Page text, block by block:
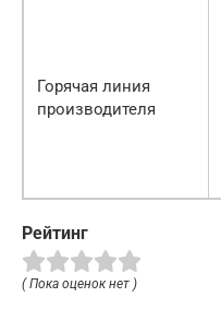
Горячая линия
производителя
Рейтинг
( Пока оценок нет )